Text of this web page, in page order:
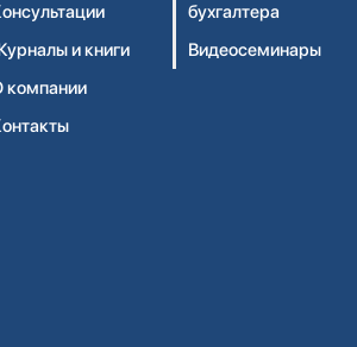
и книги
компании
бухгалтера
Видеосеминары